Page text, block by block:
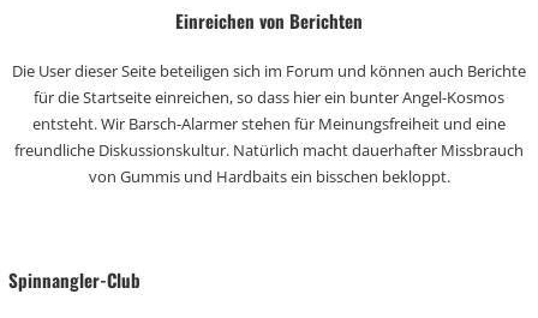
Einreichen von Berichten
Die User dieser Seite beteiligen sich im Forum und können auch Berichte
für die Startseite einreichen, so dass hier ein bunter Angel-Kosmos
entsteht. Wir Barsch-Alarmer stehen für Meinungsfreiheit und eine
freundliche Diskussionskultur. Natürlich macht dauerhafter Missbrauch
von Gummis und Hardbaits ein bisschen bekloppt.
Spinnangler-Club